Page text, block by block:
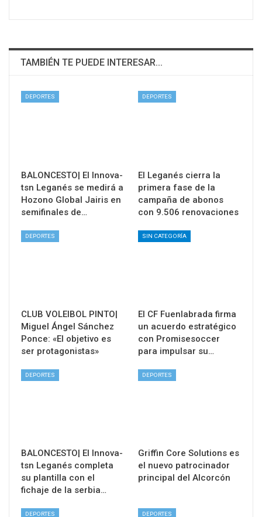
TAMBIÉN TE PUEDE INTERESAR...
DEPORTES
BALONCESTO| El Innova-
tsn Leganés se medirá a
Hozono Global Jairis en
semifinales de…
DEPORTES
El Leganés cierra la
primera fase de la
campaña de abonos
con 9.506 renovaciones
DEPORTES
CLUB VOLEIBOL PINTO|
Miguel Ángel Sánchez
Ponce: «El objetivo es
ser protagonistas»
SIN CATEGORÍA
El CF Fuenlabrada firma
un acuerdo estratégico
con Promisesoccer
para impulsar su…
DEPORTES
BALONCESTO| El Innova-
tsn Leganés completa
su plantilla con el
fichaje de la serbia…
DEPORTES
Griffin Core Solutions es
el nuevo patrocinador
principal del Alcorcón
DEPORTES DEPORTES